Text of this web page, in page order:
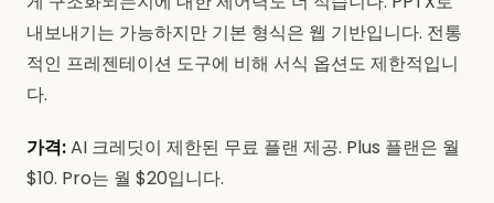
내보내기는 가능하지만 기본 형식은 웹 기반입니다. 전통
적인 프레젠테이션 도구에 비해 서식 옵션도 제한적입니
다.
가격:AI 크레딧이 제한된 무료 플랜 제공. Plus 플랜은 월
$10. Pro는 월 $20입니다.